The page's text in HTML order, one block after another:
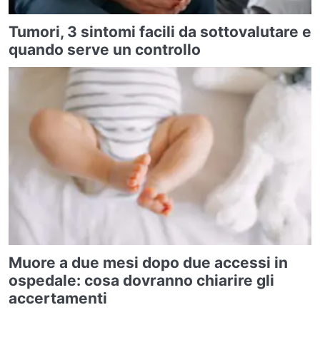
Tumori, 3 sintomi facili da sottovalutare e
quando serve un controllo
Muore a due mesi dopo due accessi in
ospedale: cosa dovranno chiarire gli
accertamenti